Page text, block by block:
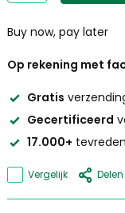
Buy now, pay later
Op rekening met
Gratis
Gecertificeerd
17.000+
Vergelijk Delen